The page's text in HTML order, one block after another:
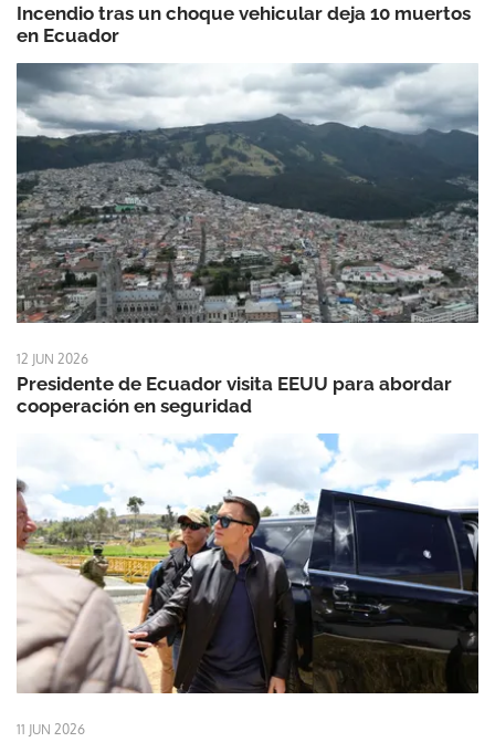
Incendio tras un choque vehicular deja 10 muertos
en Ecuador
12 JUN 2026
Presidente de Ecuador visita EEUU para abordar
cooperación en seguridad
11 JUN 2026